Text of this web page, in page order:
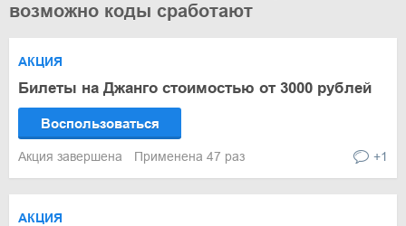
возможно коды сработают
АКЦИЯ
Билеты на Джанго стоимостью от 3000 рублей
Воспользоваться
Акция завершена Применена 47 раз +1
АКЦИЯ